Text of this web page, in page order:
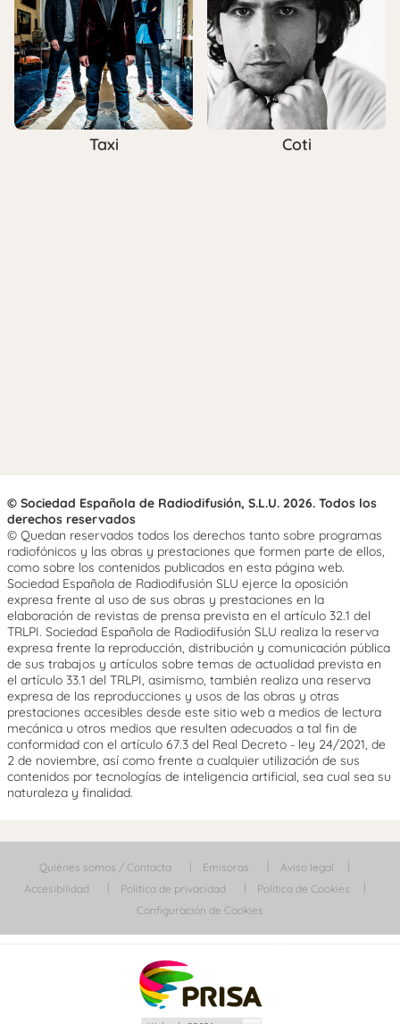
Taxi Coti
© Sociedad Española de Radiodifusión, S.L.U. 2026. Todos los
derechos reservados
© Quedan reservados todos los derechos tanto sobre programas
radiofónicos y las obras y prestaciones que formen parte de ellos,
como sobre los contenidos publicados en esta página web.
Sociedad Española de Radiodifusión SLU ejerce la oposición
expresa frente al uso de sus obras y prestaciones en la
elaboración de revistas de prensa prevista en el artículo 32.1 del
TRLPI. Sociedad Española de Radiodifusión SLU realiza la reserva
expresa frente la reproducción, distribución y comunicación pública
de sus trabajos y artículos sobre temas de actualidad prevista en
el artículo 33.1 del TRLPI, asimismo, también realiza una reserva
expresa de las reproducciones y usos de las obras y otras
prestaciones accesibles desde este sitio web a medios de lectura
mecánica u otros medios que resulten adecuados a tal fin de
conformidad con el artículo 67.3 del Real Decreto - ley 24/2021, de
2 de noviembre, así como frente a cualquier utilización de sus
contenidos por tecnologías de inteligencia artificial, sea cual sea su
naturaleza y finalidad.
Quiénes somos / Contacta Emisoras
Aviso legal
Accesibilidad
Política de privacidad
Política de Cookies
Configuración de Cookies